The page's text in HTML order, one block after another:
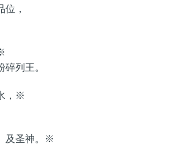
位，
列王。
，※
及圣神。※